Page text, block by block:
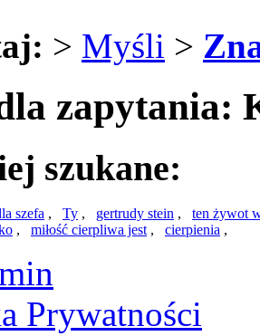
> Myśli >
zapytania:
szukane:
szefa , Ty , gertrudy stein , ten żywot
, miłość cierpliwa jest, cierpienia ,
Prywatności